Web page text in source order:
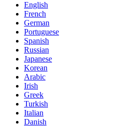
English
French
German
Portuguese
Spanish
Russian
Japanese
Korean
Arabic
Irish
Greek
Turkish
Italian
Danish